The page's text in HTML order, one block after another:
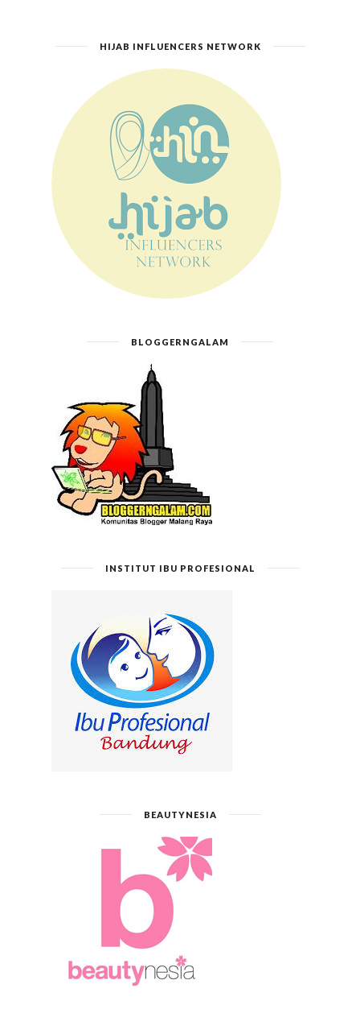
HIJAB INFLUENCERS NETWORK
BLOGGERNGALAM
INSTITUT IBU PROFESIONAL
BEAUTYNESIA